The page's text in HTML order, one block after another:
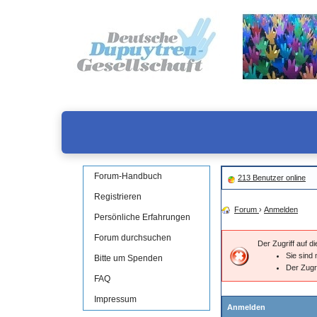
Forum-Handbuch
Registrieren
Persönliche Erfahrungen
Forum durchsuchen
Bitte um Spenden
FAQ
Impressum
213 Benutzer online
Forum › Anmelden
Der Zugriff auf
Sie sind
Der
Anmelden